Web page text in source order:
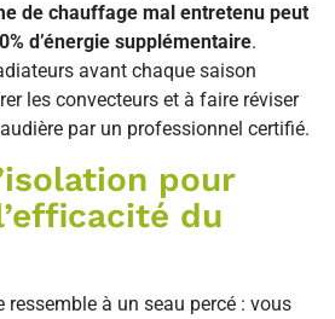
de chauffage mal entretenu peut
d’énergie supplémentaire.
avant chaque saison
les convecteurs et à faire réviser
par un professionnel certifié.
pour
du
ressemble à un seau percé : vous